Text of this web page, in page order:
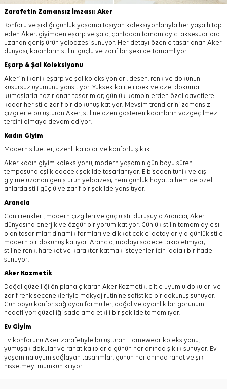
Zarafetin Zamansız İmzası: Aker
Konforu ve şıklığı günlük yaşama taşıyan koleksiyonlarıyla her yaşa hitap
eden Aker; giyimden eşarp ve şala, çantadan tamamlayıcı aksesuarlara
uzanan geniş ürün yelpazesi sunuyor. Her detayı özenle tasarlanan Aker
dünyası, kadınların stilini güçlü ve zarif bir şekilde tamamlıyor.
Eşarp & Şal Koleksiyonu
Aker’in ikonik eşarp ve şal koleksiyonları, desen, renk ve dokunun
kusursuz uyumunu yansıtıyor. Yüksek kaliteli ipek ve özel dokuma
kumaşlarla hazırlanan tasarımlar; günlük kombinlerden özel davetlere
kadar her stile zarif bir dokunuş katıyor. Mevsim trendlerini zamansız
çizgilerle buluşturan Aker, stiline özen gösteren kadınların vazgeçilmez
tercihi olmaya devam ediyor.
Kadın Giyim
Modern siluetler, özenli kalıplar ve konforlu şıklık...
Aker kadın giyim koleksiyonu, modern yaşamın gün boyu süren
temposuna eşlik edecek şekilde tasarlanıyor. Elbiseden tunik ve dış
giyime uzanan geniş ürün yelpazesi; hem günlük hayatta hem de özel
anlarda stili güçlü ve zarif bir şekilde yansıtıyor.
Arancia
Canlı renkleri, modern çizgileri ve güçlü stil duruşuyla Arancia, Aker
dünyasına enerjik ve özgür bir yorum katıyor. Günlük stilin tamamlayıcısı
olan tasarımlar; dinamik formları ve dikkat çekici detaylarıyla günlük stile
modern bir dokunuş katıyor. Arancia, modayı sadece takip etmiyor;
stiline renk, hareket ve karakter katmak isteyenler için iddialı bir ifade
sunuyor.
Aker Kozmetik
Doğal güzelliği ön plana çıkaran Aker Kozmetik, ciltle uyumlu dokuları ve
zarif renk seçenekleriyle makyaj rutinine sofistike bir dokunuş sunuyor.
Gün boyu konfor sağlayan formüller, doğal ve aydınlık bir görünüm
hedefliyor; güzelliği sade ama etkili bir şekilde tamamlıyor.
Ev Giyim
Ev konforunu Aker zarafetiyle buluşturan Homewear koleksiyonu,
yumuşak dokular ve rahat kalıplarla günün her anında şıklık sunuyor. Ev
yaşamına uyum sağlayan tasarımlar, günün her anında rahat ve şık
hissetmeyi mümkün kılıyor.